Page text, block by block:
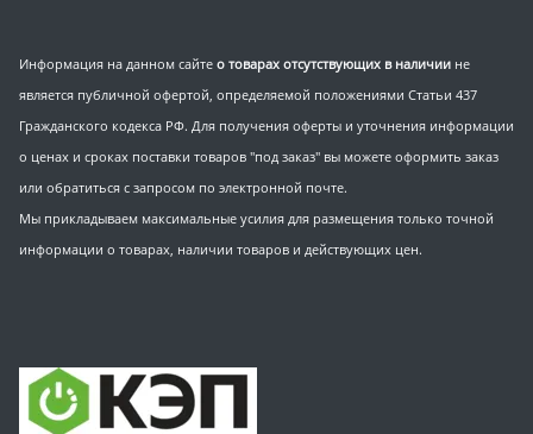
Информация на данном сайте о товарах отсутствующих в наличии не
является публичной офертой, определяемой положениями Статьи 437
Гражданского кодекса РФ. Для получения оферты и уточнения информации
о ценах и сроках поставки товаров "под заказ" вы можете оформить заказ
или обратиться с запросом по электронной почте.
Мы прикладываем максимальные усилия для размещения только точной
информации о товарах, наличии товаров и действующих цен.